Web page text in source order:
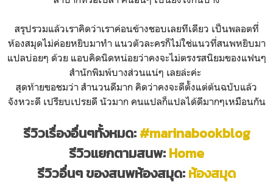
สรุปรวมแล้วเราคิดว่าเราค่อนข้างชอบเลยทีเดียว เป็นพลอตที่
ห้องสมุดไม่ค่อยหยิบมาทำ แนวตัวละครก็ไม่ใช่แนวที่สนพหยิบมา
แปลบ่อยๆ ด้วย แอบคิดนิดหน่อยว่าคงจะไม่ตรงรสนิยมของแฟนๆ
สำนักพิมพ์บางส่วนแน่ๆ เลยล่ะค่ะ
สุดท้ายขอชมว่า สำนวนดีมาก คิดว่าคงจะดีตั้งแต่ต้นฉบับแล้ว
จังหวะดี เปรียบเปรยดี นัวมาก คนแปลก็แปลได้ดีมากๆเหมือนกัน
รีวิวเรื่องอื่นๆทั้งหมด:#marinabookblog
รีวิวแยกตามสนพ:Home
รีวิวอื่นๆ ของสนพห้องสมุด:ห้องสมุด